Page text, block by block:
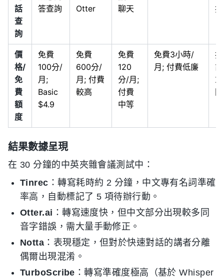
話
查
詢
答查詢
Otter
聊天
援
價
格/
免
費
額
度
免費
100分/
月;
Basic
$4.9
免費
600分/
月; 付費
較高
免費
120
分/月;
付費
中等
免費3小時/
月; 付費低廉
結果數據呈現
在 30 分鐘的中英夾雜會議測試中：
Tinrec ：轉寫耗時約 2 分鐘，中文專有名詞準確
率高，自動標記了 5 項待辦行動。
Otter.ai ：轉寫速度快，但中文部分出現較多同
音字錯誤，需大量手動修正。
Notta ：表現穩定，但對於快速對話的講者分離
偶爾出現混淆。
TurboScribe ：轉寫準確度極高（基於 Whisper